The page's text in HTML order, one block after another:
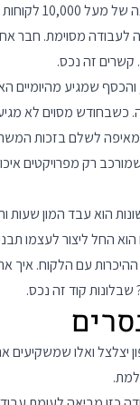
דוגמאות
מסוימת. חבר
קשרים זה נכס.
שמגיע מהיומיים
כשבחודש מסוים לא
מאיפה לשלם בזכות
רק מפרויקטים
הוא עבד המון
ליצור לעצמו
עם הלקוח.
קוד זה נכס.
יצלצל ואלו שמשקיעים